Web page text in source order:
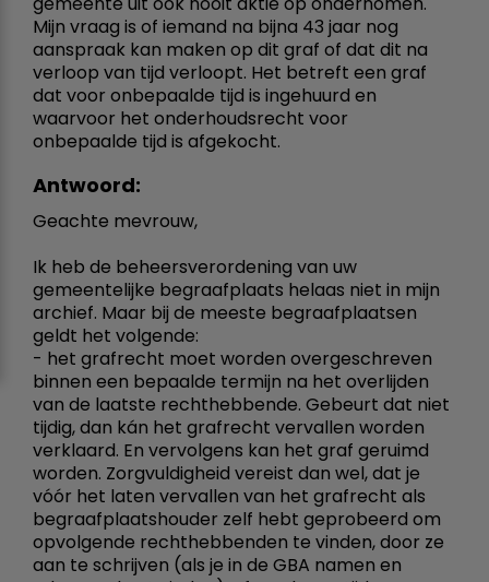
Mijn vraag is of iemand na bijna 43 jaar nog
aanspraak kan maken op dit graf of dat dit na
verloop van tijd verloopt. Het betreft een graf
dat voor onbepaalde tijd is ingehuurd en
waarvoor het onderhoudsrecht voor
onbepaalde tijd is afgekocht.
Antwoord:
Geachte mevrouw,
Ik heb de beheersverordening van uw
gemeentelijke begraafplaats helaas niet in mijn
archief. Maar bij de meeste begraafplaatsen
geldt het volgende:
- het grafrecht moet worden overgeschreven
binnen een bepaalde termijn na het overlijden
van de laatste rechthebbende. Gebeurt dat niet
tijdig, dan kán het grafrecht vervallen worden
verklaard. En vervolgens kan het graf geruimd
worden. Zorgvuldigheid vereist dan wel, dat je
vóór het laten vervallen van het grafrecht als
begraafplaatshouder zelf hebt geprobeerd om
opvolgende rechthebbenden te vinden, door ze
aan te schrijven (als je in de GBA namen en